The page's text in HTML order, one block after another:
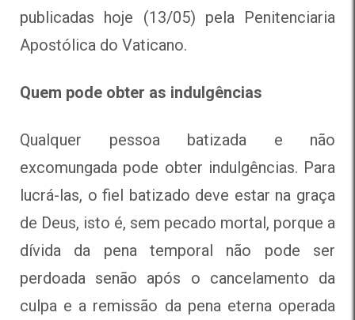
publicadas hoje (13/05) pela Penitenciaria
Apostólica do Vaticano.
Quem pode obter as indulgências
Qualquer pessoa batizada e não
excomungada pode obter indulgências. Para
lucrá-las, o fiel batizado deve estar na graça
de Deus, isto é, sem pecado mortal, porque a
dívida da pena temporal não pode ser
perdoada senão após o cancelamento da
culpa e a remissão da pena eterna operada